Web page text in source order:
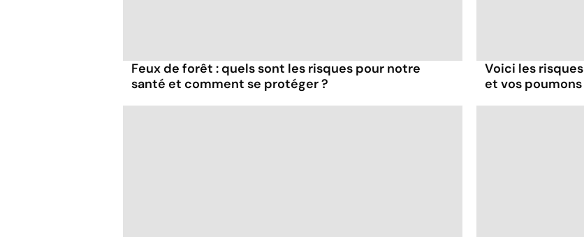
Feux de forêt : quels sont les risques pour notre
santé et comment se protéger ?
Voici les
et vos poumons